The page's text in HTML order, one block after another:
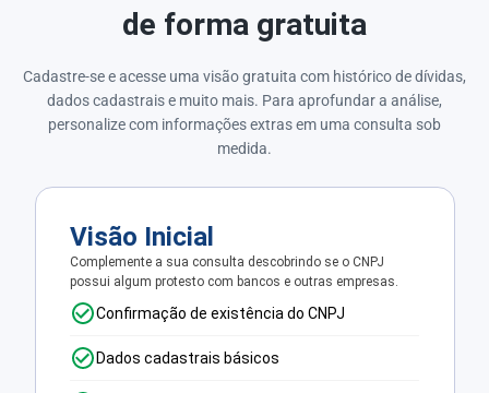
de forma gratuita
Cadastre-se e acesse uma visão gratuita com histórico de dívidas,
dados cadastrais e muito mais. Para aprofundar a análise,
personalize com informações extras em uma consulta sob
medida.
Visão Inicial
Complemente a sua consulta descobrindo se o CNPJ
possui algum protesto com bancos e outras empresas.
Confirmação de existência do CNPJ
Dados cadastrais básicos